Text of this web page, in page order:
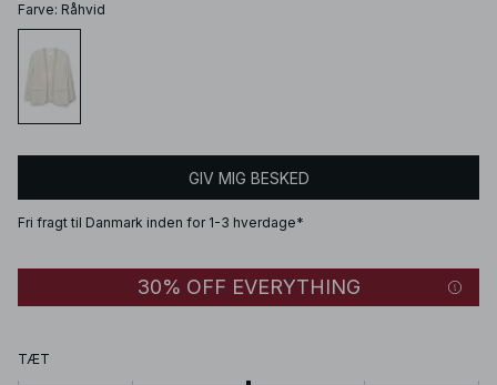
Farve: Råhvid
GIV MIG BESKED
Fri fragt til Danmark inden for 1-3 hverdage*
30% OFF EVERYTHING
TÆT